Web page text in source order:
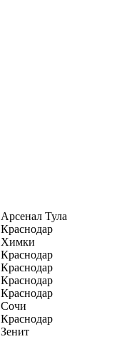
Арсенал Тула
Краснодар
Химки
Краснодар
Краснодар
Краснодар
Краснодар
Сочи
Краснодар
Зенит